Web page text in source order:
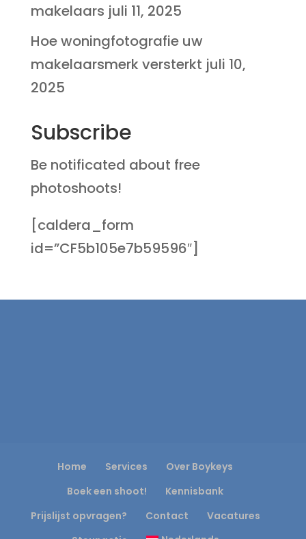
makelaars juli 11, 2025
Hoe woningfotografie uw
makelaarsmerk versterkt juli 10,
2025
Subscribe
Be notificated about free
photoshoots!
[caldera_form
id=”CF5b105e7b59596″]
Home Services
Over Boykeys
Boek een shoot!
Kennisbank
Prijslijst opvragen?
Contact
Vacatures